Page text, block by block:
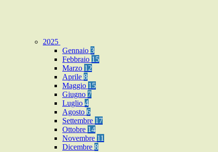
2025
Gennaio 3
Febbraio 15
Marzo 12
Aprile 8
Maggio 15
Giugno 7
Luglio 4
Agosto 6
Settembre 17
Ottobre 14
Novembre 11
Dicembre 8